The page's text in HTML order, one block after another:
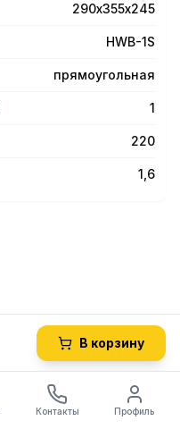
290х355х245
HWB-1S
прямоугольная
1
220
1,6
В корзину
Контакты Профиль